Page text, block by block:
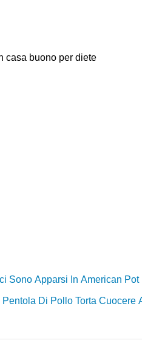
casa buono per diete
Sono Apparsi In American Pot
Pentola Di Pollo Torta Cuocere